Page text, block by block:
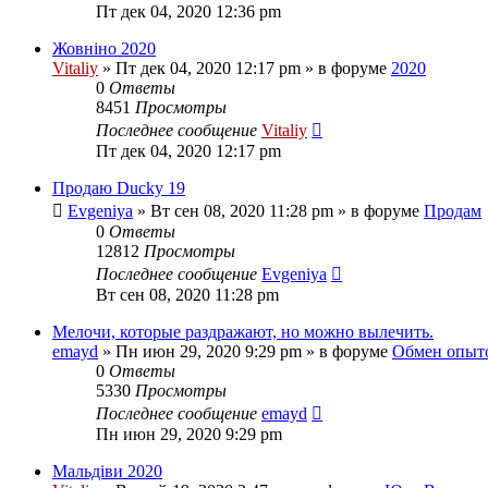
Пт дек 04, 2020 12:36 pm
Жовніно 2020
Vitaliy » Пт дек 04, 2020 12:17 pm » в форуме 2020
0 Ответы
8451 Просмотры
Последнее сообщение Vitaliy
Пт дек 04, 2020 12:17 pm
Продаю Ducky 19
Evgeniya » Вт сен 08, 2020 11:28 pm » в форуме Продам
0 Ответы
12812 Просмотры
Последнее сообщение Evgeniya
Вт сен 08, 2020 11:28 pm
Мелочи, которые раздражают, но можно вылечить.
emayd » Пн июн 29, 2020 9:29 pm » в форуме Обмен
0 Ответы
5330 Просмотры
Последнее сообщение emayd
Пн июн 29, 2020 9:29 pm
Мальдіви 2020